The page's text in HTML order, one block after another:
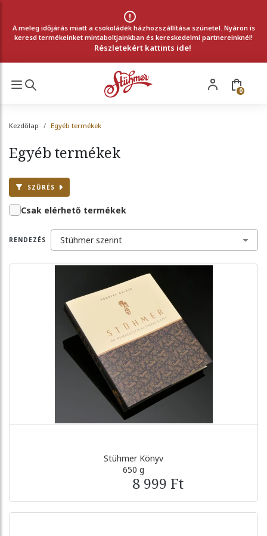
A meleg időjárás miatt a csokoládék házhozszállítása szünetel. Nyáron is
keresd termékeinket mintaboltjainkban és kereskedelmi partnereinknél!
Részletekért kattints ide!
0
Kezdőlap Egyéb termékek
Egyéb termékek
SZŰRÉS
Csak elérhető termékek
RENDEZÉS
Stühmer Könyv
650 g
8 999 Ft